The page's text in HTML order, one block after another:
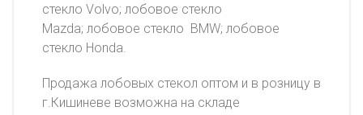
стекло Volvo; лобовое стекло
Mazda; лобовое стекло BMW; лобовое
стекло Honda.
Продажа лобовых стекол оптом и в розницу в
г.Кишиневе возможна на складе